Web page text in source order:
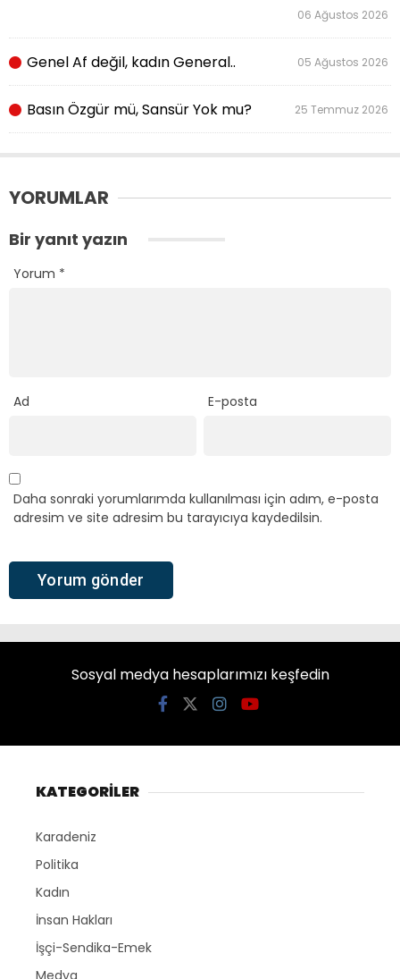
06 Ağustos 2026
Genel Af değil, kadın General.. 05 Ağustos 2026
Basın Özgür mü, Sansür Yok mu? 25 Temmuz 2026
YORUMLAR
Bir yanıt yazın
Yorum *
Ad E-posta
Daha sonraki yorumlarımda kullanılması için adım, e-posta
adresim ve site adresim bu tarayıcıya kaydedilsin.
Sosyal medya hesaplarımızı keşfedin
KATEGORİLER
Karadeniz
Politika
Kadın
İnsan Hakları
İşçi-Sendika-Emek